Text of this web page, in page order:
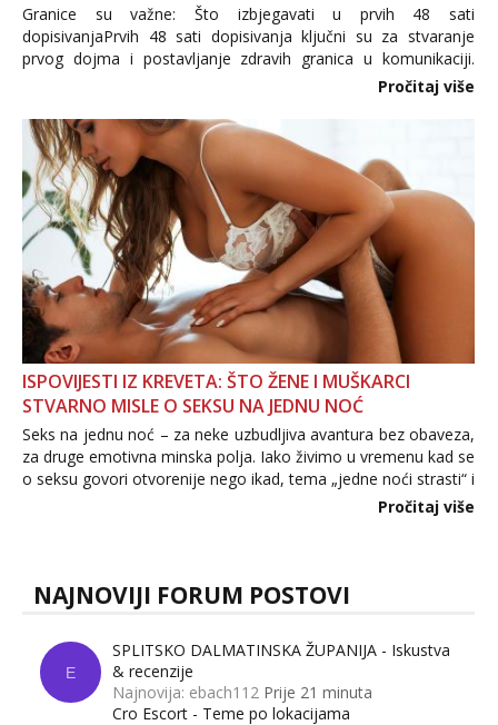
Granice su važne: Što izbjegavati u prvih 48 sati
dopisivanjaPrvih 48 sati dopisivanja ključni su za stvaranje
prvog dojma i postavljanje zdravih granica u komunikaciji.
Važno je izbjeći prebrzo otkrivanje osobnih ili intimnih
informacija, jer nepoznata osoba još nije zaslužila to
povjerenje. Takođe...
Pročitaj više
ISPOVIJESTI IZ KREVETA: ŠTO ŽENE I MUŠKARCI
STVARNO MISLE O SEKSU NA JEDNU NOĆ
Seks na jednu noć – za neke uzbudljiva avantura bez obaveza,
za druge emotivna minska polja. Iako živimo u vremenu kad se
o seksu govori otvorenije nego ikad, tema „jedne noći strasti“ i
dalje izaziva burne rasprave. Što zapravo misle žene, a što
Pročitaj više
NAJNOVIJI FORUM POSTOVI
E
SPLITSKO DALMATINSKA ŽUPANIJA - Iskustva
& recenzije
Najnovija: ebach112 Prije 21 minuta
Cro Escort - Teme po lokacijama